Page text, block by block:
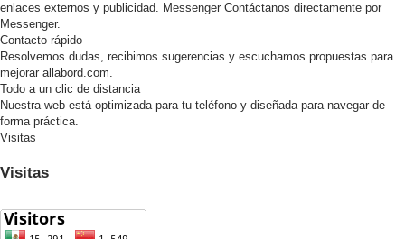
enlaces externos y publicidad. Messenger Contáctanos directamente por
Messenger.
Contacto rápido
Resolvemos dudas, recibimos sugerencias y escuchamos propuestas para
mejorar allabord.com.
Todo a un clic de distancia
Nuestra web está optimizada para tu teléfono y diseñada para navegar de
forma práctica.
Visitas
Visitas